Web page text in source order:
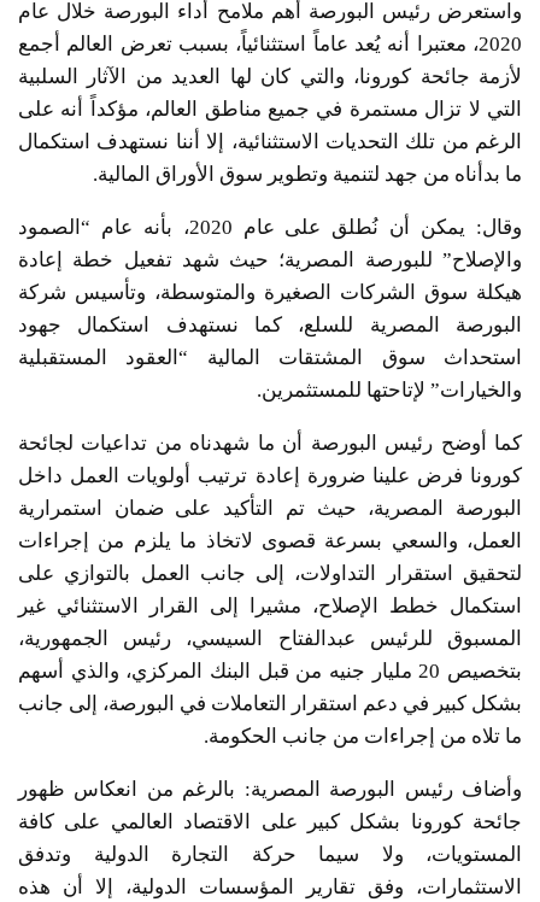
واستعرض رئيس البورصة أهم ملامح أداء البورصة خلال عام
2020، معتبرا أنه يُعد عاماً استثنائياً، بسبب تعرض العالم أجمع
لأزمة جائحة كورونا، والتي كان لها العديد من الآثار السلبية
التي لا تزال مستمرة في جميع مناطق العالم، مؤكداً أنه على
الرغم من تلك التحديات الاستثنائية، إلا أننا نستهدف استكمال
ما بدأناه من جهد لتنمية وتطوير سوق الأوراق المالية.
وقال: يمكن أن نُطلق على عام 2020، بأنه عام “الصمود
والإصلاح” للبورصة المصرية؛ حيث شهد تفعيل خطة إعادة
هيكلة سوق الشركات الصغيرة والمتوسطة، وتأسيس شركة
البورصة المصرية للسلع، كما نستهدف استكمال جهود
استحداث سوق المشتقات المالية “العقود المستقبلية
والخيارات” لإتاحتها للمستثمرين.
كما أوضح رئيس البورصة أن ما شهدناه من تداعيات لجائحة
كورونا فرض علينا ضرورة إعادة ترتيب أولويات العمل داخل
البورصة المصرية، حيث تم التأكيد على ضمان استمرارية
العمل، والسعي بسرعة قصوى لاتخاذ ما يلزم من إجراءات
لتحقيق استقرار التداولات، إلى جانب العمل بالتوازي على
استكمال خطط الإصلاح، مشيرا إلى القرار الاستثنائي غير
المسبوق للرئيس عبدالفتاح السيسي، رئيس الجمهورية،
بتخصيص 20 مليار جنيه من قبل البنك المركزي، والذي أسهم
بشكل كبير في دعم استقرار التعاملات في البورصة، إلى جانب
ما تلاه من إجراءات من جانب الحكومة.
وأضاف رئيس البورصة المصرية: بالرغم من انعكاس ظهور
جائحة كورونا بشكل كبير على الاقتصاد العالمي على كافة
المستويات، ولا سيما حركة التجارة الدولية وتدفق
الاستثمارات، وفق تقارير المؤسسات الدولية، إلا أن هذه